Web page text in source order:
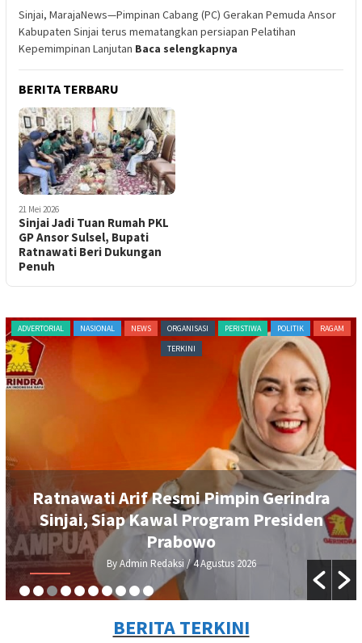
Sinjai, MarajaNews—Pimpinan Cabang (PC) Gerakan Pemuda Ansor
Kabupaten Sinjai terus mematangkan persiapan Pelatihan
Kepemimpinan Lanjutan Baca selengkapnya
BERITA TERBARU
21 Mei 2026
Sinjai Jadi Tuan Rumah PKL
GP Ansor Sulsel, Bupati
Ratnawati Beri Dukungan
Penuh
ADVERTORIAL NASIONAL NEWS ORGANISASI PERISTIWA POLITIK
RAGAM
TERKINI
Ratnawati Arif Resmi Pimpin Gerindra
Sinjai, Siap Kawal Program Presiden
Prabowo
By Admin Redaksi / 4 Agustus 2026
BERITA TERKINI